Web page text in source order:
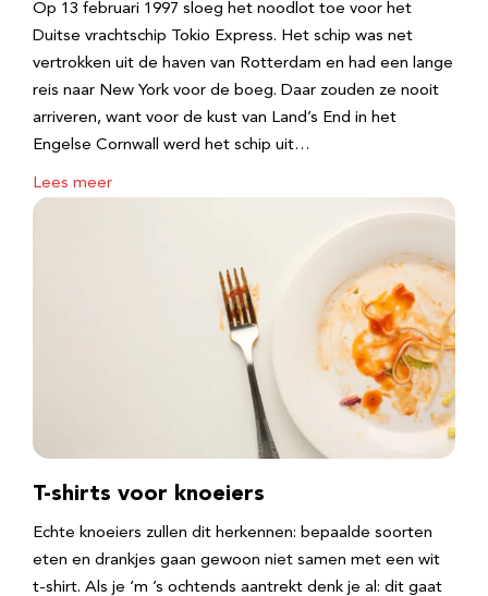
Op 13 februari 1997 sloeg het noodlot toe voor het
Duitse vrachtschip Tokio Express. Het schip was net
vertrokken uit de haven van Rotterdam en had een lange
reis naar New York voor de boeg. Daar zouden ze nooit
arriveren, want voor de kust van Land’s End in het
Engelse Cornwall werd het schip uit…
Lees meer
T-shirts voor knoeiers
Echte knoeiers zullen dit herkennen: bepaalde soorten
eten en drankjes gaan gewoon niet samen met een wit
t-shirt. Als je ‘m ’s ochtends aantrekt denk je al: dit gaat